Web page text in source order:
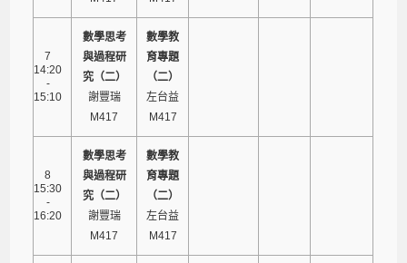
7
14:20
-
15:10
數學思考
與過程研
究（二）
謝豐瑞
M417
數學教
育專題
（二）
左台益
M417
8
15:30
-
16:20
數學思考
與過程研
究（二）
謝豐瑞
M417
數學教
育專題
（二）
左台益
M417